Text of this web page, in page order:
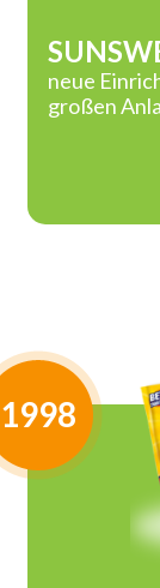
neue
großen
1998